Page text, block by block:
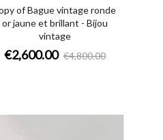
of Bague vintage ronde
or jaune et brillant - Bijou
vintage
€2,600.00 €4,800.00